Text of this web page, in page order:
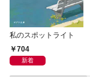
私のスポットライト
704
新着